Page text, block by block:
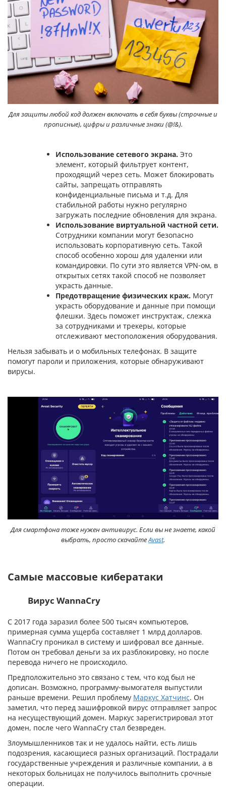
Для защиты любой код должен включать в себя буквы (строчные и
прописные), цифры и различные знаки (@!&).
Использование сетевого экрана. Это
элемент, который фильтрует контент,
проходящий через сеть. Может блокировать
сайты, запрещать отправлять
конфиденциальные письма и т.д. Для
стабильной работы нужно регулярно
загружать последние обновления для экрана.
Использование виртуальной частной сети.
Сотрудники компании могут безопасно
использовать корпоративную сеть. Такой
способ особенно хорош для удаленки или
командировки. По сути это является VPN-ом, в
открытых сетях такой способ не позволяет
украсть данные.
Предотвращение физических краж. Могут
украсть оборудование и данные при помощи
флешки. Здесь поможет инструктаж, слежка
за сотрудниками и трекеры, которые
отслеживают местоположения оборудования.
Нельзя забывать и о мобильных телефонах. В защите
помогут пароли и приложения, которые обнаруживают
вирусы.
Для смартфона тоже нужен антивирус. Если вы не знаете, какой
выбрать, просто скачайтеAvast.
Самые массовые кибератаки
Вирус WannaCry
С 2017 года заразил более 500 тысяч компьютеров,
примерная сумма ущерба составляет 1 млрд долларов.
WannaCry проникал в систему и шифровал все данные.
Потом он требовал деньги за их разблокировку, но после
перевода ничего не происходило.
Предположительно это связано с тем, что код был не
дописан. Возможно, программу-вымогателя выпустили
раньше времени. Решил проблему Маркус Хатчинс. Он
заметил, что перед зашифровкой вирус отправляет запрос
на несуществующий домен. Маркус зарегистрировал этот
домен, после чего WannaCry стал безвреден.
Злоумышленников так и не удалось найти, есть лишь
подозрения, касающиеся разных организаций. Пострадали
государственные учреждения и различные компании, а в
некоторых больницах не получилось выполнить срочные
операции.